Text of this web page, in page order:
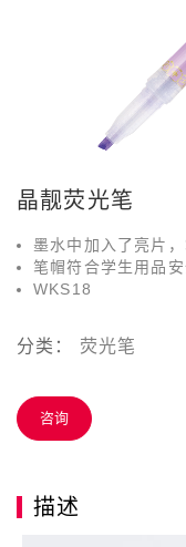
晶靓荧光笔
墨水中加入了亮片
笔帽符合学生用品安
WKS18
分类： 荧光笔
咨询
描述